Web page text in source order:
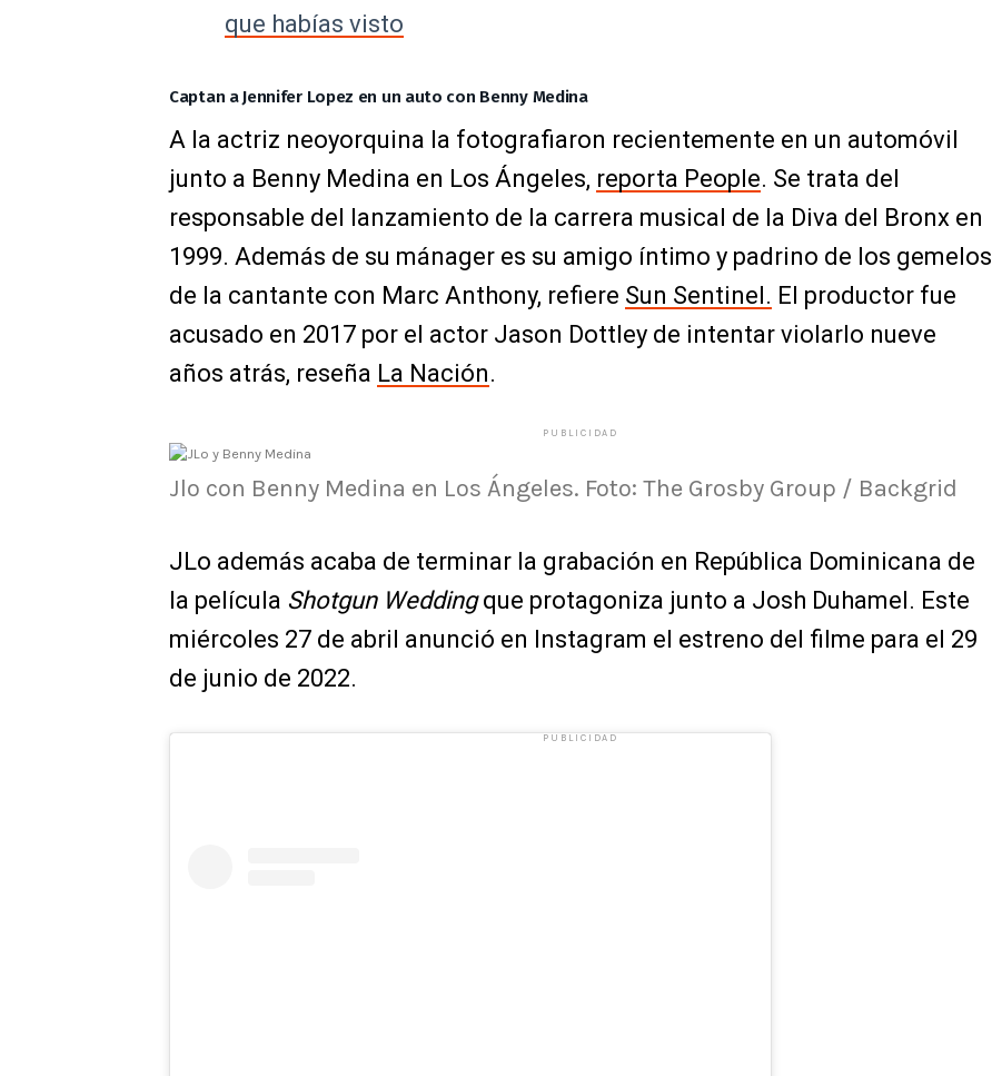
que habías visto
Captan a Jennifer Lopez en un auto con Benny Medina
A la actriz neoyorquina la fotografiaron recientemente en un automóvil
junto a Benny Medina en Los Ángeles, reporta People. Se trata del
responsable del lanzamiento de la carrera musical de la Diva del Bronx en
1999. Además de su mánager es su amigo íntimo y padrino de los gemelos
de la cantante con Marc Anthony, refiere Sun Sentinel. El productor fue
acusado en 2017 por el actor Jason Dottley de intentar violarlo nueve
años atrás, reseña La Nación.
PUBLICIDAD
Jlo con Benny Medina en Los Ángeles. Foto: The Grosby Group / Backgrid
JLo además acaba de terminar la grabación en República Dominicana de
la película Shotgun Weddingque protagoniza junto a Josh Duhamel. Este
miércoles 27 de abril anunció en Instagram el estreno del filme para el 29
de junio de 2022.
PUBLICIDAD